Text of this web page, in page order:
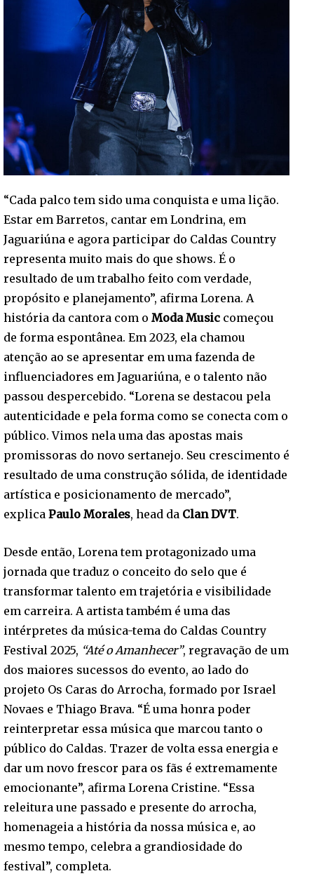
“Cada palco tem sido uma conquista e uma lição.
Estar em Barretos, cantar em Londrina, em
Jaguariúna e agora participar do Caldas Country
representa muito mais do que shows. É o
resultado de um trabalho feito com verdade,
propósito e planejamento”, afirma Lorena. A
história da cantora com o Moda Music começou
de forma espontânea. Em 2023, ela chamou
atenção ao se apresentar em uma fazenda de
influenciadores em Jaguariúna, e o talento não
passou despercebido. “Lorena se destacou pela
autenticidade e pela forma como se conecta com o
público. Vimos nela uma das apostas mais
promissoras do novo sertanejo. Seu crescimento é
resultado de uma construção sólida, de identidade
artística e posicionamento de mercado”,
explica Paulo Morales, head da Clan DVT.
Desde então, Lorena tem protagonizado uma
jornada que traduz o conceito do selo que é
transformar talento em trajetória e visibilidade
em carreira. A artista também é uma das
intérpretes da música-tema do Caldas Country
Festival 2025, “Até o Amanhecer”, regravação de um
dos maiores sucessos do evento, ao lado do
projeto Os Caras do Arrocha, formado por Israel
Novaes e Thiago Brava. “É uma honra poder
reinterpretar essa música que marcou tanto o
público do Caldas. Trazer de volta essa energia e
dar um novo frescor para os fãs é extremamente
emocionante”, afirma Lorena Cristine. “Essa
releitura une passado e presente do arrocha,
homenageia a história da nossa música e, ao
mesmo tempo, celebra a grandiosidade do
festival”, completa.